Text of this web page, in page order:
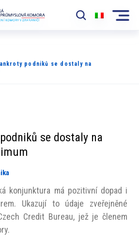
podniků se dostaly na
se dostaly na
konjunktura má pozitivní dopad i
Ukazují to údaje zveřejněné
Credit Bureau, jež je členem